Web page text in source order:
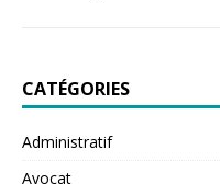
CATÉGORIES
Administratif
Avocat